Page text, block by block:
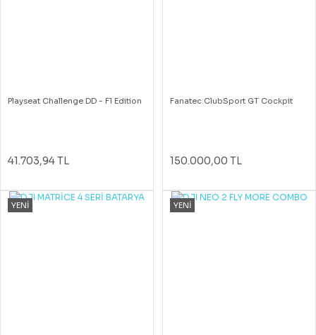
Playseat Challenge DD - F1 Edition
41.703,94 TL
Fanatec ClubSport GT Cockpit
150.000,00 TL
YENİ YENİ